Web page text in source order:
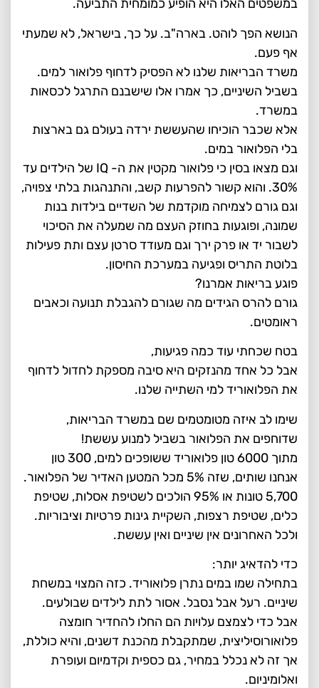
במשפטים האלו היא הופיע כמומחית התביעה.
הנושא הפך לוהט. בארה"ב. על כך, בישראל, לא שמעתי
אף פעם.
משרד הבריאות שלנו לא הפסיק לדחוף פלואור למים.
בשביל השיניים, כך אמרו אלו שישבנם התרגל לכסאות
במשרד.
אלא שכבר הוכיחו שהעששת ירדה בעולם גם בארצות
בלי הפלואור במים.
וגם מצאו בסין כי פלואור מקטין את ה- IQ של הילדים עד
30%. והוא קשור להפרעות קשב, והתנהגות בלתי צפויה,
וגם גורם לצמיחה מוקדמת של השדיים בילדות בנות
שמונה, ופוגעות בחוזק העצם מה שמעלה את הסיכוי
לשבור יד או פרק ירך וגם מעודד סרטן עצם ותת פעילות
בלוטת התריס ופגיעה במערכת החיסון.
פוגע בריאות אמרנו?
גורם להרס הגידים מה שגורם להגבלת תנועה וכאבים
ראומטים.
בטח שכחתי עוד כמה פגיעות,
אבל כל אחד מהנזקים היא סיבה מספקת לחדול לדחוף
את הפלואוריד למי השתייה שלנו.
שימו לב איזה מטומטמים שם במשרד הבריאות,
שדוחפים את הפלואור בשביל למנוע עששת!
מתוך 6000 טון פלואוריד ששופכים למים, 300 טון
אנחנו שותים, שזה 5% מכל המטען האדיר של הפלואור.
5,700 טונות או 95% הולכים לשטיפת אסלות, שטיפת
כלים, שטיפת רצפות, השקיית גינות פרטיות וציבוריות.
ולכל האחרונים אין שיניים ואין עששת.
כדי להדאיג יותר:
בתחילה שמו במים נתרן פלואוריד. כזה המצוי במשחת
שיניים. רעל אבל נסבל. אסור לתת לילדים שבולעים.
אבל כדי לצמצם עלויות הם החלו להחדיר חומצה
פלואורוסיליצית, שמתקבלת מהכנת דשנים, והיא כוללת,
אך זה לא נכלל במחיר, גם כספית וקדמיום ועופרת
ואלומיניום.